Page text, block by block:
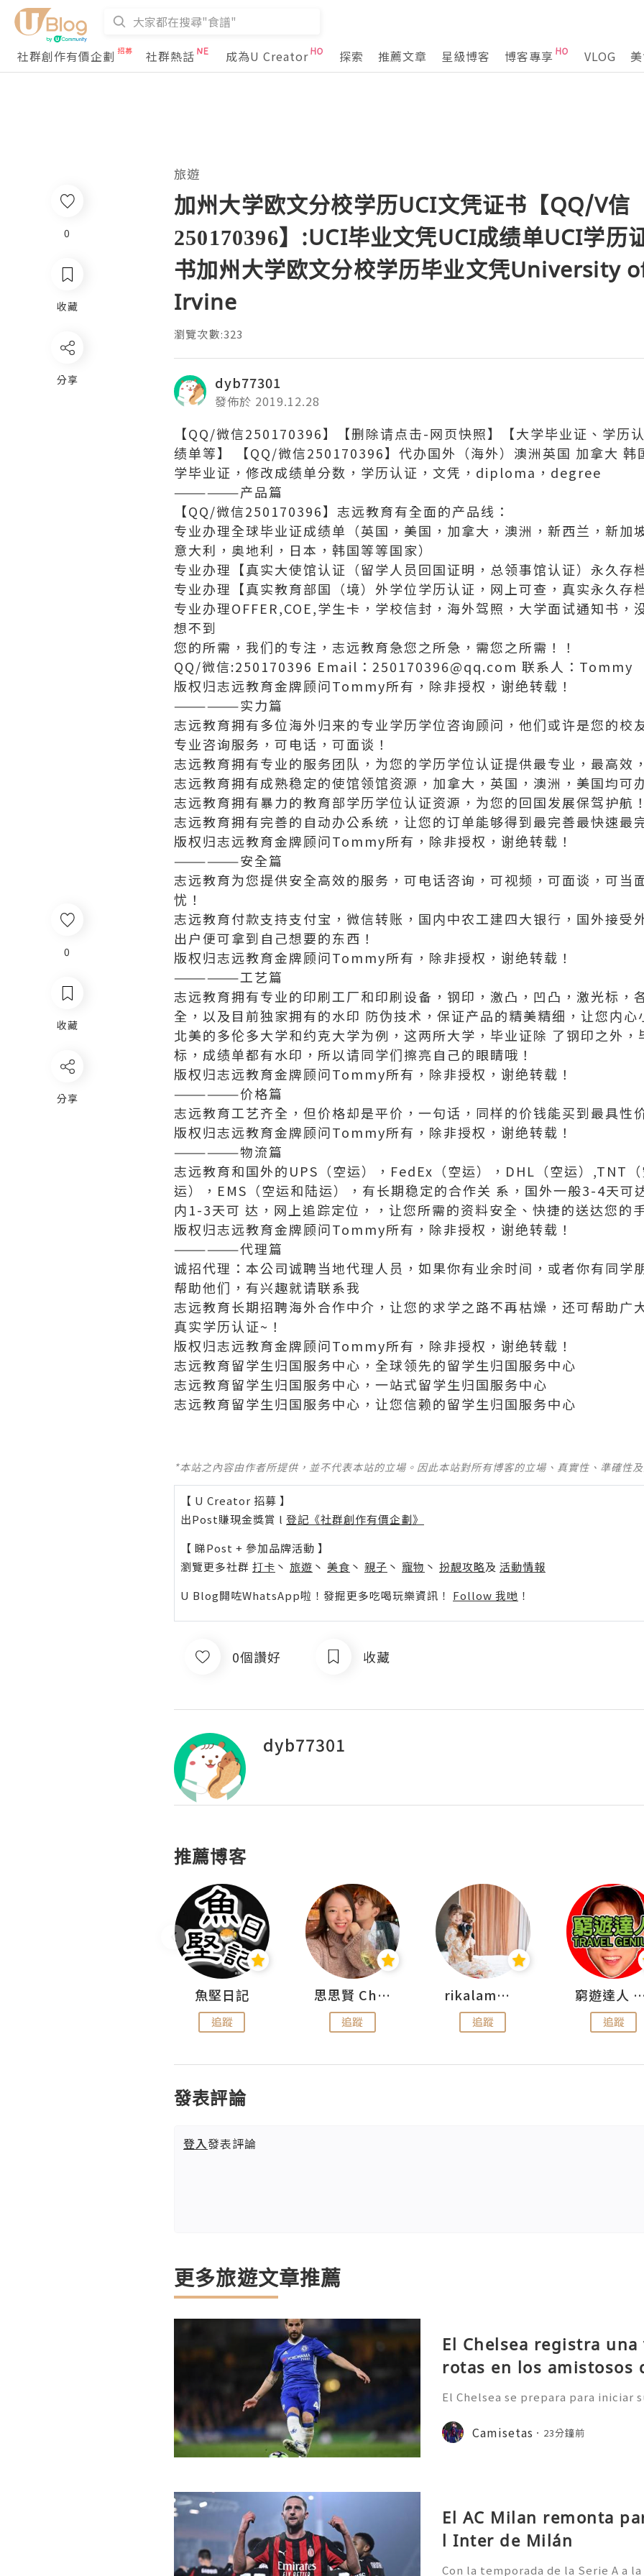
社群創作有價企劃 社群熱話 成為U Creator 探索 推薦文章 星級博客 博客專享 VLOG
0
收藏
分享
旅遊
加州大学欧文分校学历UCI文凭证书【QQ/V信
250170396】:UCI毕业文凭UCI成绩单UCI学历
书加州大学欧文分校学历毕业文凭University
Irvine
瀏覽次數:323
dyb77301
發佈於 2019.12.28
【QQ/微信250170396】【删除请点击-网页快照】【大学毕业证、学历
绩单等】 【QQ/微信250170396】代办国外（海外）澳洲英国 加拿大 韩
学毕业证，修改成绩单分数，学历认证，文凭，diploma，degree
——————产品篇
【QQ/微信250170396】志远教育有全面的产品线：
专业办理全球毕业证成绩单（英国，美国，加拿大，澳洲，新西兰，新加
意大利，奥地利，日本，韩国等等国家）
专业办理【真实大使馆认证（留学人员回国证明，总领事馆认证）永久存
专业办理【真实教育部国（境）外学位学历认证，网上可查，真实永久存
专业办理OFFER,COE,学生卡，学校信封，海外驾照，大学面试通知书，
想不到
您的所需，我们的专注，志远教育急您之所急，需您之所需！！
QQ/微信:250170396 Email：250170396@qq.com 联系人：Tommy
版权归志远教育金牌顾问Tommy所有，除非授权，谢绝转载！
——————实力篇
志远教育拥有多位海外归来的专业学历学位咨询顾问，他们或许是您的校
专业咨询服务，可电话，可面谈！
志远教育拥有专业的服务团队，为您的学历学位认证提供最专业，最高效
志远教育拥有成熟稳定的使馆领馆资源，加拿大，英国，澳洲，美国均可
志远教育拥有暴力的教育部学历学位认证资源，为您的回国发展保驾护航
志远教育拥有完善的自动办公系统，让您的订单能够得到最完善最快速最
版权归志远教育金牌顾问Tommy所有，除非授权，谢绝转载！
——————安全篇
志远教育为您提供安全高效的服务，可电话咨询，可视频，可面谈，可当
忧！
志远教育付款支持支付宝，微信转账，国内中农工建四大银行，国外接受
出户便可拿到自己想要的东西！
版权归志远教育金牌顾问Tommy所有，除非授权，谢绝转载！
——————工艺篇
志远教育拥有专业的印刷工厂和印刷设备，钢印，激凸，凹凸，激光标，
全，以及目前独家拥有的水印 防伪技术，保证产品的精美精细，让您内
北美的多伦多大学和约克大学为例，这两所大学，毕业证除 了钢印之外
标，成绩单都有水印，所以请同学们擦亮自己的眼睛哦！
版权归志远教育金牌顾问Tommy所有，除非授权，谢绝转载！
——————价格篇
志远教育工艺齐全，但价格却是平价，一句话，同样的价钱能买到最具性
版权归志远教育金牌顾问Tommy所有，除非授权，谢绝转载！
——————物流篇
志远教育和国外的UPS（空运），FedEx（空运），DHL（空运）,TNT
运），EMS（空运和陆运），有长期稳定的合作关 系，国外一般3-4天可
内1-3天可 达，网上追踪定位，，让您所需的资料安全、快捷的送达您的
版权归志远教育金牌顾问Tommy所有，除非授权，谢绝转载！
——————代理篇
诚招代理：本公司诚聘当地代理人员，如果你有业余时间，或者你有同学
帮助他们，有兴趣就请联系我
志远教育长期招聘海外合作中介，让您的求学之路不再枯燥，还可帮助广
真实学历认证~！
版权归志远教育金牌顾问Tommy所有，除非授权，谢绝转载！
志远教育留学生归国服务中心，全球领先的留学生归国服务中心
志远教育留学生归国服务中心，一站式留学生归国服务中心
志远教育留学生归国服务中心，让您信赖的留学生归国服务中心
*本站之內容由作者所提供，並不代表本站的立場。因此本站對所有博客的立場、真實性、準確性
【 U Creator 招募 】
出Post賺現金獎賞 l 登記《社群創作有價企劃》
【 睇Post + 參加品牌活動 】
瀏覽更多社群 打卡 丶 旅遊 丶 美食 丶 親子 丶 寵物 丶 扮靚攻略及 活動情報
U Blog開咗WhatsApp啦！發掘更多吃喝玩樂資訊！ Follow 我哋 ！
0個讚好 收藏
dyb77301
推薦博客
魚堅日記
追蹤
思思賢 ChillMyBabe
追蹤
rikalammm
追蹤
窮遊達人
追蹤
發表評論
登入發表評論
更多旅遊文章推薦
El Chelsea registra
rotas en los amistosos
El Chelsea se prepara para iniciar
a a numerosos asuntos
baratas de la nueva tem
Camisetas 23分鐘前
El AC Milan remonta
l Inter de Milán
Con la temporada de la Serie A a
0
收藏
分享